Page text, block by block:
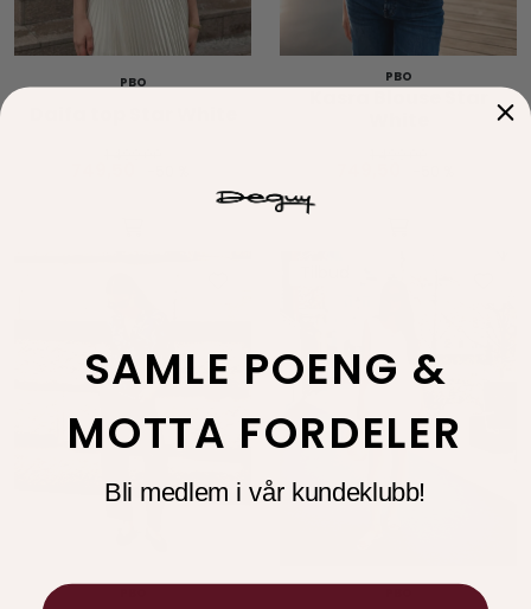
PBO PBO
SAMLE POENG &
MOTTA FORDELER
Bli medlem i vår kundeklubb!